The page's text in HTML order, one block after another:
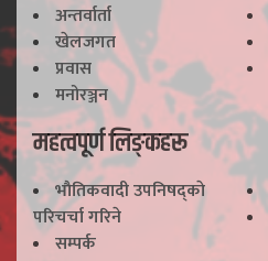
अन्तर्वार्ता
खेलजगत
प्रवास
मनोरञ्जन
महत्वपूर्ण लिङ्कहरू
भाैतिकवादी उपनिषद्काे
परिचर्चा गरिने
सम्पर्क